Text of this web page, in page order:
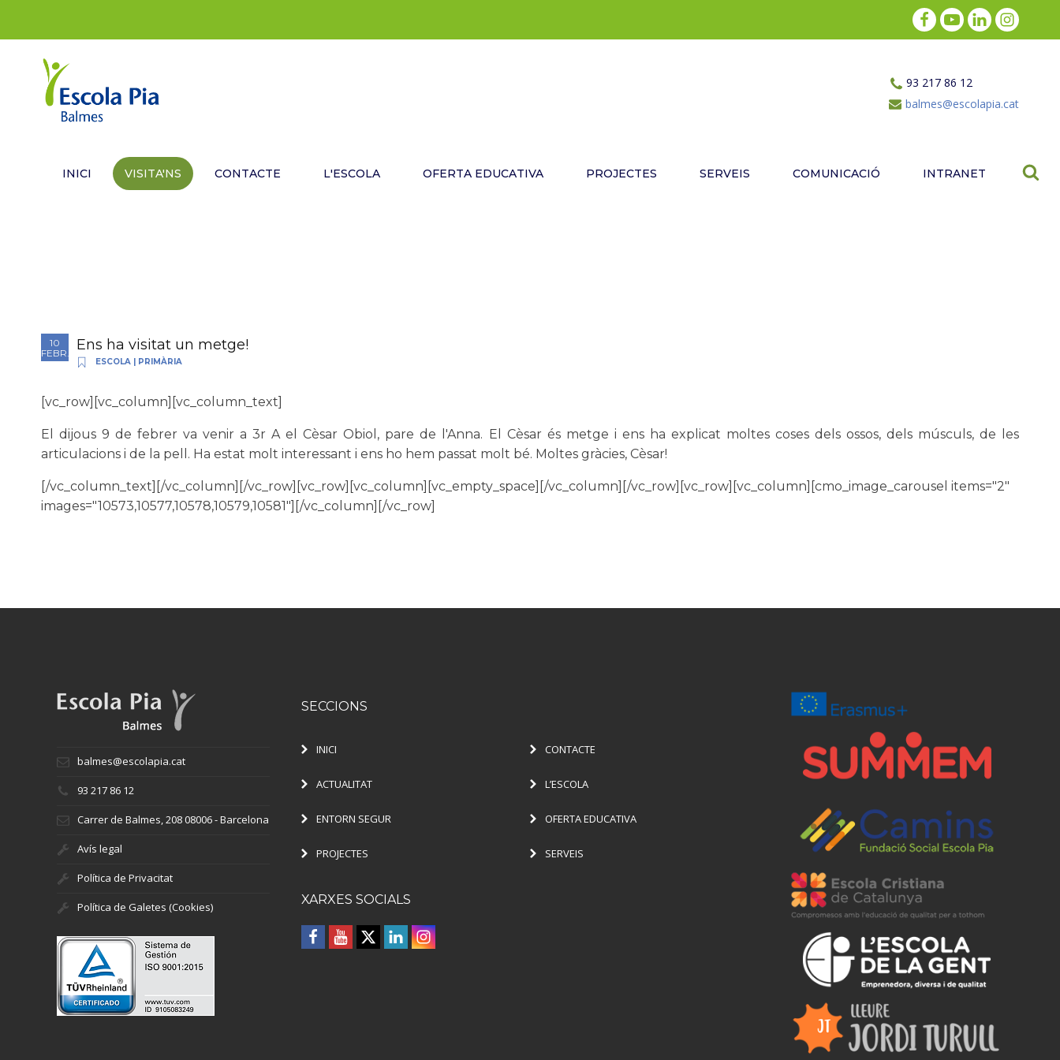
93 217 86 12
balmes@escolapia.cat
INICI VISITA'NS CONTACTE L'ESCOLA OFERTA EDUCATIVA PROJECTES SERVEIS COMUNICACIÓ INTRANET
10
FEBR.
Ens ha visitat un metge!
ESCOLA PRIMÀRIA
[vc_row][vc_column][vc_column_text]
El dijous 9 de febrer va venir a 3r A el Cèsar Obiol, pare de l'Anna. El Cèsar és metge i ens ha explicat moltes coses dels ossos, dels músculs, de les
articulacions i de la pell. Ha estat molt interessant i ens ho hem passat molt bé. Moltes gràcies, Cèsar!
[/vc_column_text][/vc_column][/vc_row][vc_row][vc_column][vc_empty_space][/vc_column][/vc_row][vc_row][vc_column][cmo_image_carousel items="2"
images="10573,10577,10578,10579,10581"][/vc_column][/vc_row]
balmes@escolapia.cat
93 217 86 12
Carrer de Balmes, 208 08006 - Barcelona
Avís legal
Política de Privacitat
Política de Galetes (Cookies)
SECCIONS
INICI CONTACTE
ACTUALITAT L’ESCOLA
ENTORN SEGUR OFERTA EDUCATIVA
PROJECTES SERVEIS
XARXES SOCIALS